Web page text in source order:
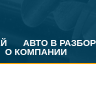
АВТО В РАЗБОР
О КОМПАНИИ